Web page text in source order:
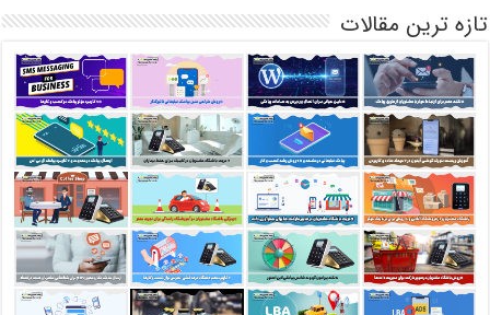
تازه ترین مقالات